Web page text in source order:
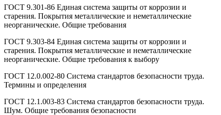
ГОСТ 9.301-86 Единая система защиты от коррозии и
старения. Покрытия металлические и неметаллические
неорганические. Общие требования
ГОСТ 9.303-84 Единая система защиты от коррозии и
старения. Покрытия металлические и неметаллические
неорганические. Общие требования к выбору
ГОСТ 12.0.002-80 Система стандартов безопасности труда.
Термины и определения
ГОСТ 12.1.003-83 Система стандартов безопасности труда.
Шум. Общие требования безопасности